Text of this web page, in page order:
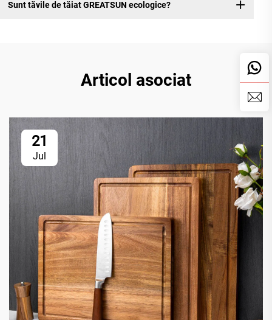
Sunt tăvile de tăiat GREATSUN ecologice?
Articol asociat
21
Jul